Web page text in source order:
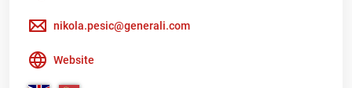
nikola.pesic@generali.com
Website